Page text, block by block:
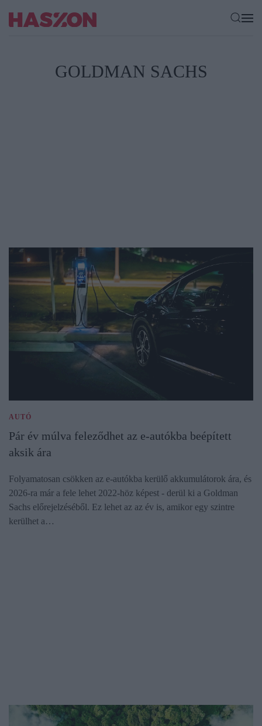
GOLDMAN SACHS
AUTÓ
Pár év múlva feleződhet az e-autókba beépített
aksik ára
Folyamatosan csökken az e-autókba kerülő akkumulátorok ára, és
2026-ra már a fele lehet 2022-höz képest - derül ki a Goldman
Sachs előrejelzéséből. Ez lehet az az év is, amikor egy szintre
kerülhet a…